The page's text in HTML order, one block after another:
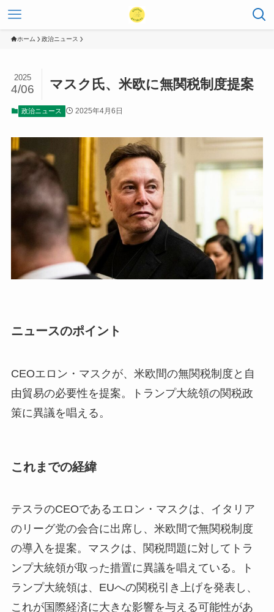
ホーム 政治ニュース
マスク氏、米欧に無関税制度提案
2025
4/06
政治ニュース 2025年4月6日
ニュースのポイント
CEOエロン・マスクが、米欧間の無関税制度と自
由貿易の必要性を提案。トランプ大統領の関税政
策に異議を唱える。
これまでの経緯
テスラのCEOであるエロン・マスクは、イタリア
のリーグ党の会合に出席し、米欧間で無関税制度
の導入を提案。マスクは、関税問題に対してトラ
ンプ大統領が取った措置に異議を唱えている。ト
ランプ大統領は、EUへの関税引き上げを発表し、
これが国際経済に大きな影響を与える可能性があ